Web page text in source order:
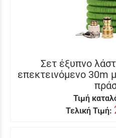
Σετ έξυπνο
επεκτεινόμενο 30m
Τιμή
Τελική Τιμή: